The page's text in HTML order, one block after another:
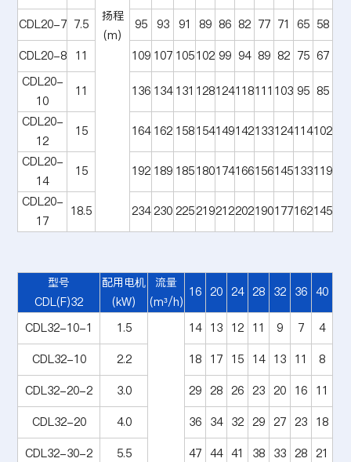
扬程
(m)
CDL20-7 7.5 95 93 91 89 86 82 77 71 65 58
CDL20-8
11 109 107 105102 99 94 89 82 75 67
CDL20-
10
11 136 134 131 128124118111 103 95 85
CDL20-
12
15 164 162 158154149142133124114102
CDL20-
14
15 192 189 185180174166156145133119
CDL20-
17
18.5 234 230 225219212202190177162145
型号
CDL(F)32
配用电机
(kW)
流量
(m³/h)
16 20 24 28 32 36 40
CDL32-10-1 1.5 14 13 12 11 9 7
4
CDL32-10
2.2 18 17 15 14 13 11
8
CDL32-20-2
3.0 29 28 26 23 20 16 11
CDL32-20
4.0 36 34 32 29 27 23 18
CDL32-30-2
5.5 47 44 41 38 33 28 21